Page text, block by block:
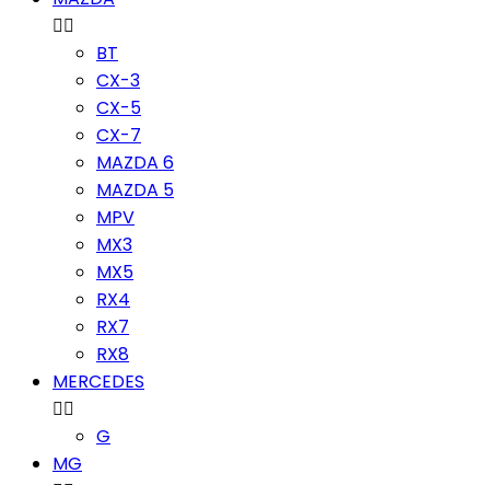

BT
CX-3
CX-5
CX-7
MAZDA 6
MAZDA 5
MPV
MX3
MX5
RX4
RX7
RX8
MERCEDES

G
MG